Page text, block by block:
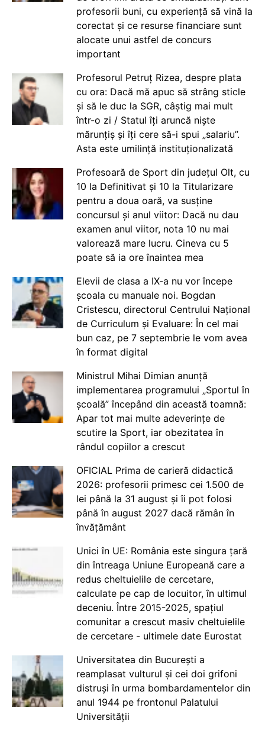
profesorii buni, cu experiență să vină la
corectat și ce resurse financiare sunt
alocate unui astfel de concurs
important
Profesorul Petruț Rizea, despre plata
cu ora: Dacă mă apuc să strâng sticle
și să le duc la SGR, câștig mai mult
într-o zi / Statul îți aruncă niște
mărunțiș și îți cere să-i spui „salariu”.
Asta este umilință instituționalizată
Profesoară de Sport din județul Olt, cu
10 la Definitivat și 10 la Titularizare
pentru a doua oară, va susține
concursul și anul viitor: Dacă nu dau
examen anul viitor, nota 10 nu mai
valorează mare lucru. Cineva cu 5
poate să ia ore înaintea mea
Elevii de clasa a IX-a nu vor începe
școala cu manuale noi. Bogdan
Cristescu, directorul Centrului Național
de Curriculum și Evaluare: În cel mai
bun caz, pe 7 septembrie le vom avea
în format digital
Ministrul Mihai Dimian anunță
implementarea programului „Sportul în
școală” începând din această toamnă:
Apar tot mai multe adeverințe de
scutire la Sport, iar obezitatea în
rândul copiilor a crescut
OFICIAL Prima de carieră didactică
2026: profesorii primesc cei 1.500 de
lei până la 31 august și îi pot folosi
până în august 2027 dacă rămân în
învățământ
Unici în UE: România este singura țară
din întreaga Uniune Europeană care a
redus cheltuielile de cercetare,
calculate pe cap de locuitor, în ultimul
deceniu. Între 2015-2025, spațiul
comunitar a crescut masiv cheltuielile
de cercetare - ultimele date Eurostat
Universitatea din București a
reamplasat vulturul și cei doi grifoni
distruși în urma bombardamentelor din
anul 1944 pe frontonul Palatului
Universității